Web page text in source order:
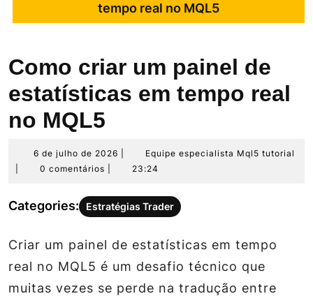
tempo real no MQL5
Como criar um painel de
estatísticas em tempo real
no MQL5
6 de julho de 2026
de
2026
Equipe especialista Mql5 tutorial
0 comentários 23:24
Categories: Estratégias Trader
Criar um painel de estatísticas em tempo
real no MQL5 é um desafio técnico que
muitas vezes se perde na tradução entre